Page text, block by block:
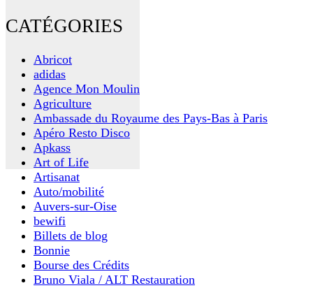
CATÉGORIES
Abricot
adidas
Agence Mon Moulin
Agriculture
Ambassade du Royaume des Pays-Bas à Paris
Apéro Resto Disco
Apkass
Art of Life
Artisanat
Auto/mobilité
Auvers-sur-Oise
bewifi
Billets de blog
Bonnie
Bourse des Crédits
Bruno Viala / ALT Restauration